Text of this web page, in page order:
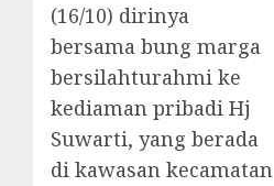
(16/10) dirinya
bersama bung marga
bersilahturahmi ke
kediaman pribadi Hj
Suwarti, yang berada
di kawasan kecamatan